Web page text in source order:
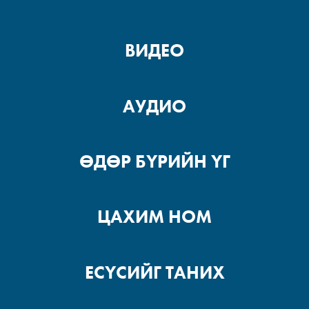
ВИДЕО
АУДИО
ӨДӨР БҮРИЙН ҮГ
ЦАХИМ НОМ
ЕСҮСИЙГ ТАНИХ